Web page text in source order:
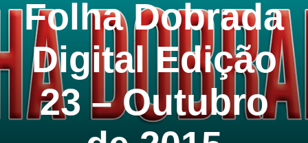
Associe-se
Notícias
Folha Dobrada
Digital Edição
23 – Outubro